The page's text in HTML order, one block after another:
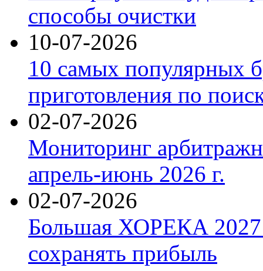
способы очистки
10-07-2026
10 самых популярных
приготовления по
02-07-2026
Мониторинг
апрель-июнь 2026 г.
02-07-2026
Большая ХОРЕКА 2027:
сохранять прибыль